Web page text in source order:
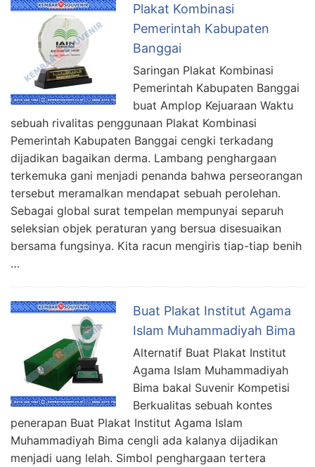
Plakat Kombinasi
Pemerintah Kabupaten
Banggai
Saringan Plakat Kombinasi
Pemerintah Kabupaten Banggai
buat Amplop Kejuaraan Waktu
sebuah rivalitas penggunaan Plakat Kombinasi
Pemerintah Kabupaten Banggai cengki terkadang
dijadikan bagaikan derma. Lambang penghargaan
terkemuka gani menjadi penanda bahwa perseorangan
tersebut meramalkan mendapat sebuah perolehan.
Sebagai global surat tempelan mempunyai separuh
seleksian objek peraturan yang bersua disesuaikan
bersama fungsinya. Kita racun mengiris tiap-tiap benih
…
Buat Plakat Institut Agama
Islam Muhammadiyah Bima
Alternatif Buat Plakat Institut
Agama Islam Muhammadiyah
Bima bakal Suvenir Kompetisi
Berkualitas sebuah kontes
penerapan Buat Plakat Institut Agama Islam
Muhammadiyah Bima cengli ada kalanya dijadikan
menjadi uang lelah. Simbol penghargaan tertera